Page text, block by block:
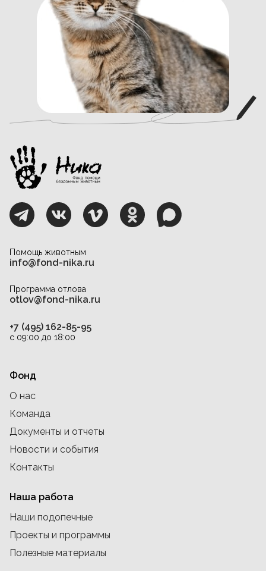
Помощь животным
info@fond-nika.ru
Программа отлова
otlov@fond-nika.ru
+7 (495) 162-85-95
с 09:00 до 18:00
Фонд
О нас
Команда
Документы и отчеты
Новости и события
Контакты
Наша работа
Наши подопечные
Проекты и программы
Полезные материалы